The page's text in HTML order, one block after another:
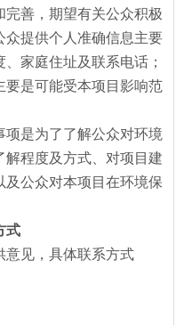
善，期望有关公众积极
提供个人准确信息主要
家庭住址及联系电话；
是可能受本项目影响范
是为了了解公众对环境
程度及方式、对项目建
公众对本项目在环境保
式
见，具体联系方式